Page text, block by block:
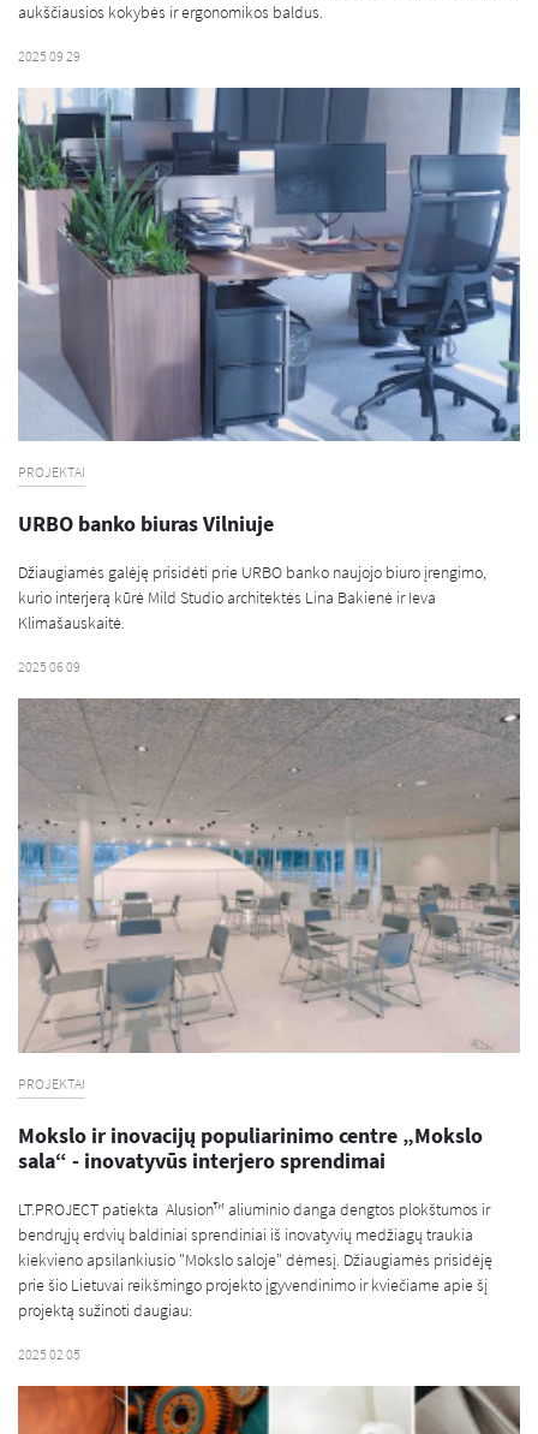
aukščiausios kokybės ir ergonomikos baldus.
2025 09 29
PROJEKTAI
URBO banko biuras Vilniuje
Džiaugiamės galėję prisidėti prie URBO banko naujojo biuro įrengimo,
kurio interjerą kūrė Mild Studio architektės Lina Bakienė ir Ieva
Klimašauskaitė.
2025 06 09
PROJEKTAI
Mokslo ir inovacijų populiarinimo centre „Mokslo
sala“ - inovatyvūs interjero sprendimai
LT.PROJECT patiekta Alusion™ aliuminio danga dengtos plokštumos ir
bendrųjų erdvių baldiniai sprendiniai iš inovatyvių medžiagų traukia
kiekvieno apsilankiusio "Mokslo saloje" dėmesį. Džiaugiamės prisidėję
prie šio Lietuvai reikšmingo projekto įgyvendinimo ir kviečiame apie šį
projektą sužinoti daugiau:
2025 02 05